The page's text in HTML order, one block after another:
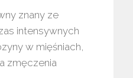
znany ze
intensywnych
w mięśniach,
zmęczenia